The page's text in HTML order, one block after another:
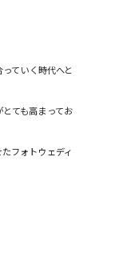
ていく時代へと
ても高まってお
フォトウェディ